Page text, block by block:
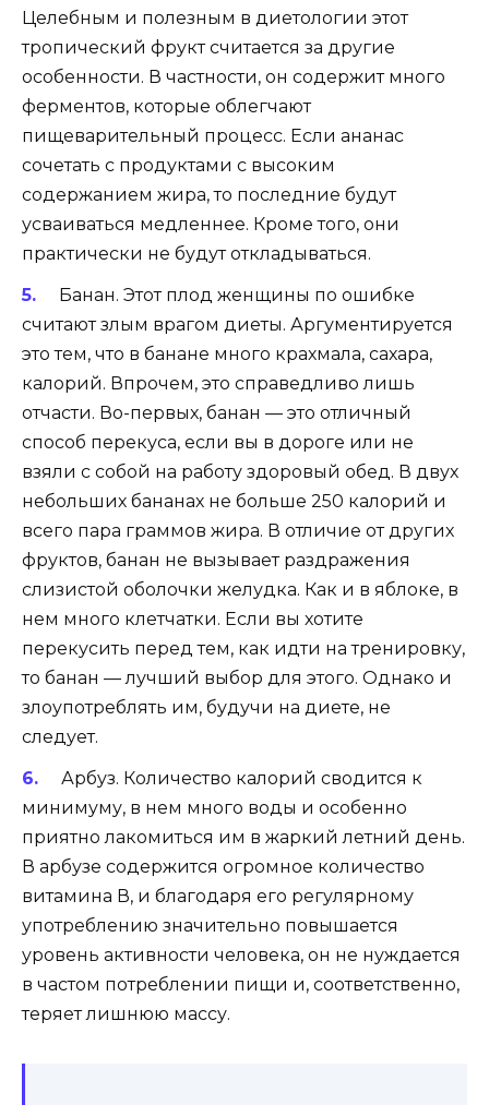
Целебным и полезным в диетологии этот
тропический фрукт считается за другие
особенности. В частности, он содержит много
ферментов, которые облегчают
пищеварительный процесс. Если ананас
сочетать с продуктами с высоким
содержанием жира, то последние будут
усваиваться медленнее. Кроме того, они
практически не будут откладываться.
Банан. Этот плод женщины по ошибке
считают злым врагом диеты. Аргументируется
это тем, что в банане много крахмала, сахара,
калорий. Впрочем, это справедливо лишь
отчасти. Во-первых, банан — это отличный
способ перекуса, если вы в дороге или не
взяли с собой на работу здоровый обед. В двух
небольших бананах не больше 250 калорий и
всего пара граммов жира. В отличие от других
фруктов, банан не вызывает раздражения
слизистой оболочки желудка. Как и в яблоке, в
нем много клетчатки. Если вы хотите
перекусить перед тем, как идти на тренировку,
то банан — лучший выбор для этого. Однако и
злоупотреблять им, будучи на диете, не
следует.
Арбуз. Количество калорий сводится к
минимуму, в нем много воды и особенно
приятно лакомиться им в жаркий летний день.
В арбузе содержится огромное количество
витамина В, и благодаря его регулярному
употреблению значительно повышается
уровень активности человека, он не нуждается
в частом потреблении пищи и, соответственно,
теряет лишнюю массу.